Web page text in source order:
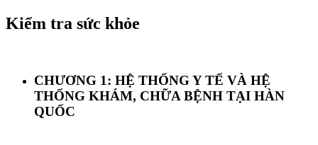
Kiểm tra sức khỏe
CHƯƠNG 1: HỆ THỐNG Y TẾ VÀ HỆ
THỐNG KHÁM, CHỮA BỆNH TẠI HÀN
QUỐC